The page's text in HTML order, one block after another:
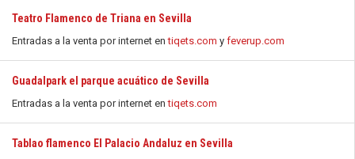
Teatro Flamenco de Triana en Sevilla
Entradas a la venta por internet entiqets.com y feverup.com
Guadalpark el parque acuático de Sevilla
Entradas a la venta por internet entiqets.com
Tablao flamenco El Palacio Andaluz en Sevilla